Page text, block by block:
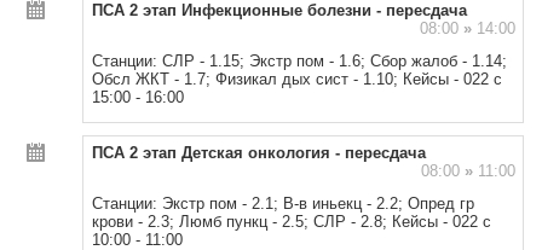
ПСА 2 этап Инфекционные болезни - пересдача
08:00 »14:00
Станции: СЛР - 1.15; Экстр пом - 1.6; Сбор жалоб - 1.14;
Обсл ЖКТ - 1.7; Физикал дых сист - 1.10; Кейсы - 022 с
15:00 - 16:00
ПСА 2 этап Детская онкология - пересдача
08:00 »11:00
Станции: Экстр пом - 2.1; В-в иньекц - 2.2; Опред гр
крови - 2.3; Люмб пункц - 2.5; СЛР - 2.8; Кейсы - 022 с
10:00 - 11:00